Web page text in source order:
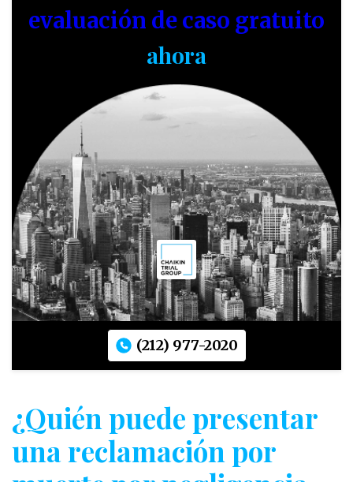
evaluación de caso gratuito
ahora
(212) 977-2020
¿Quién puede presentar
una reclamación por